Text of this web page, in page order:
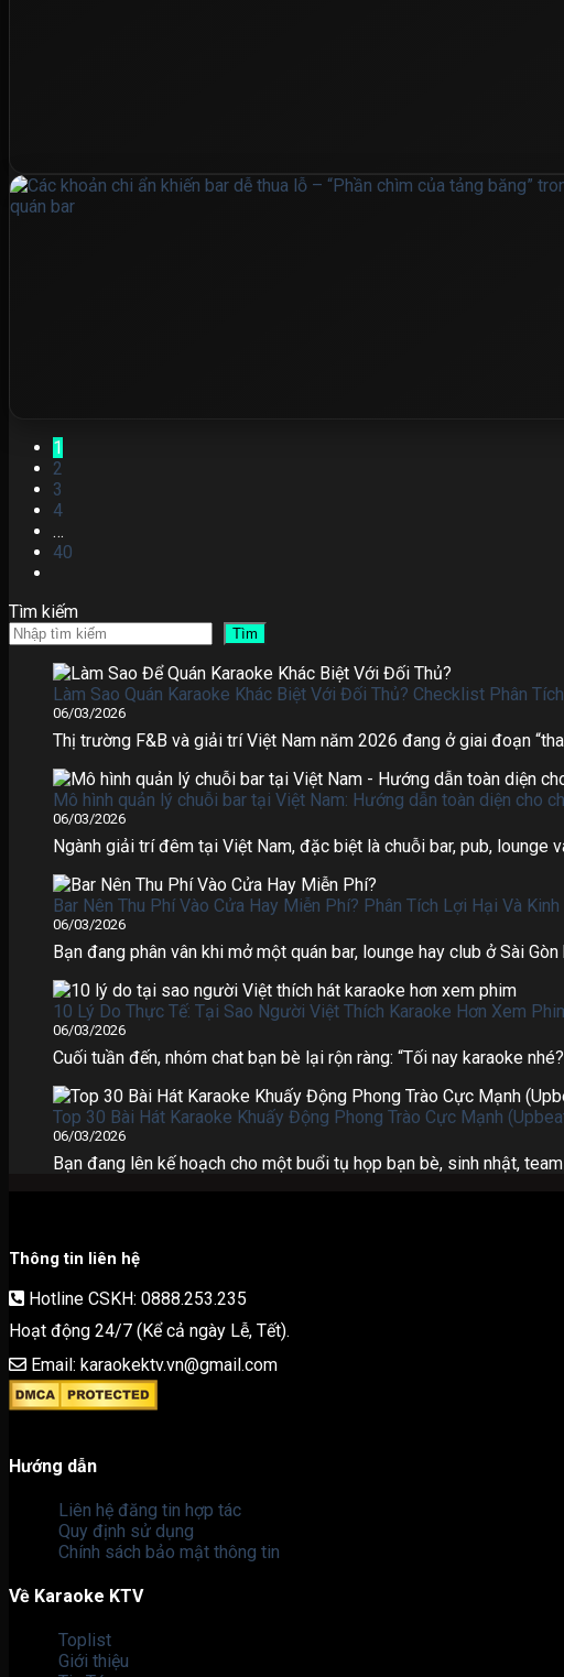
1
2
3
4
…
40
Tìm kiếm
Tìm
Làm Sao Quán Karaoke Khác Biệt Với Đối Thủ? Checklist Phân
06/03/2026
Thị trường F&B và giải trí Việt Nam năm 2026 đang ở giai đoạn
Mô hình quản lý chuỗi bar tại Việt Nam: Hướng dẫn toàn diện cho
06/03/2026
Ngành giải trí đêm tại Việt Nam, đặc biệt là chuỗi bar, pub, lounge
Bar Nên Thu Phí Vào Cửa Hay Miễn Phí? Phân Tích Lợi Hại Và
06/03/2026
Bạn đang phân vân khi mở một quán bar, lounge hay club ở Sài Gòn
10 Lý Do Thực Tế: Tại Sao Người Việt Thích Karaoke Hơn Xem
06/03/2026
Cuối tuần đến, nhóm chat bạn bè lại rộn ràng: “Tối nay karaoke
Top 30 Bài Hát Karaoke Khuấy Động Phong Trào Cực Mạnh
06/03/2026
Bạn đang lên kế hoạch cho một buổi tụ họp bạn bè, sinh nhật,
Thông tin liên hệ
Hotline CSKH: 0888.253.235
Hoạt động 24/7 (Kể cả ngày Lễ, Tết).
Email: karaokektv.vn@gmail.com
Hướng dẫn
Liên hệ đăng tin hợp tác
Quy định sử dụng
Chính sách bảo mật thông tin
Về Karaoke KTV
Toplist
Giới thiệu